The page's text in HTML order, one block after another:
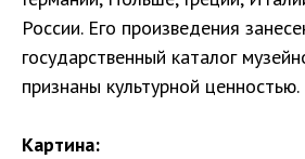
России. Его произведения
государственный каталог
признаны культурной ценностью.
Картина: